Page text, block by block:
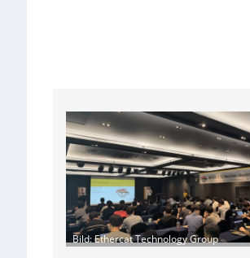
Bild: Ethercat Technology Group